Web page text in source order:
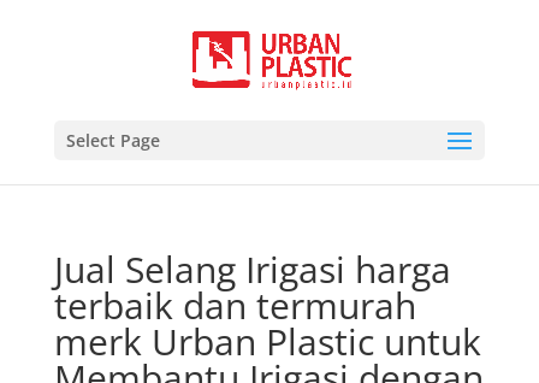
Select Page
Jual Selang Irigasi harga
terbaik dan termurah
merk Urban Plastic untuk